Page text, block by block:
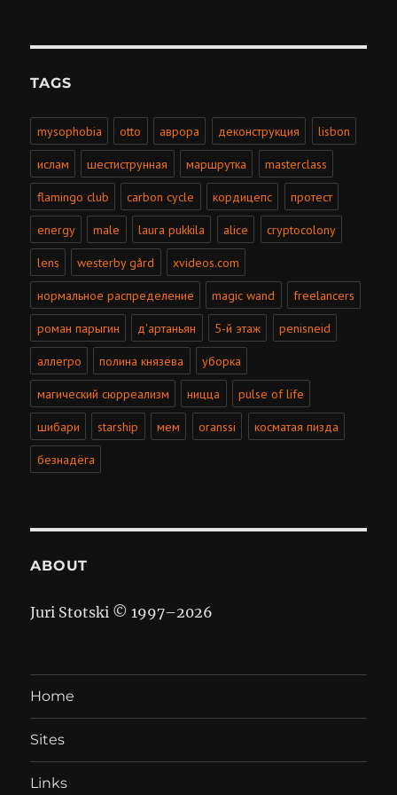
TAGS
mysophobia otto аврора деконструкция lisbon
ислам шестиструнная маршрутка masterclass
flamingo club carbon cycle кордицепс протест
energy male laura pukkila alice cryptocolony
lens westerby gård xvideos.com
нормальное распределение magic wand freelancers
роман парыгин д'артаньян 5-й этаж penisneid
аллегро полина князева уборка
магический сюрреализм ницца pulse of life
шибари starship мем oranssi косматая пизда
безнадёга
ABOUT
Juri Stotski © 1997–2026
Home
Sites
Links